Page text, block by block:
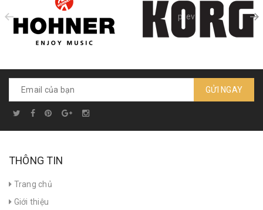
prev
GỬI NGAY
THÔNG TIN
Trang chủ
Giới thiệu